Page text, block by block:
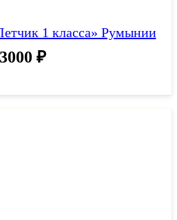
1 класса» Румынии
3000 ₽